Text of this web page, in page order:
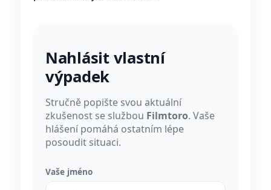
Nahlásit vlastní
výpadek
Stručně popište svou aktuální
zkušenost se službou Filmtoro. Vaše
hlášení pomáhá ostatním lépe
posoudit situaci.
Vaše jméno